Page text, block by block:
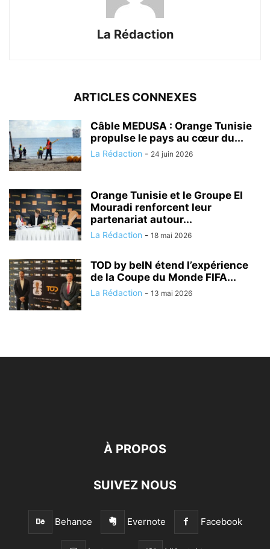
La Rédaction
ARTICLES CONNEXES
Câble MEDUSA : Orange Tunisie
propulse le pays au cœur du...
La Rédaction - 24 juin 2026
Orange Tunisie et le Groupe El
Mouradi renforcent leur
partenariat autour...
La Rédaction - 18 mai 2026
TOD by beIN étend l’expérience
de la Coupe du Monde FIFA...
La Rédaction - 13 mai 2026
À PROPOS
SUIVEZ NOUS
Behance Evernote Facebook